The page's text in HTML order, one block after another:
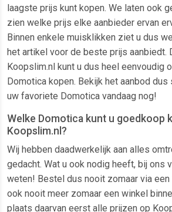
laagste prijs kunt kopen. We laten ook
zien welke prijs elke aanbieder ervan
Binnen enkele muisklikken ziet u dus
het artikel voor de beste prijs aanbiedt.
Koopslim.nl kunt u dus heel eenvoudig
Domotica kopen. Bekijk het aanbod dus
uw favoriete Domotica vandaag nog!
Welke Domotica kunt u goedkoop
Koopslim.nl?
Wij hebben daadwerkelijk aan alles
gedacht. Wat u ook nodig heeft, bij ons
weten! Bestel dus nooit zomaar via
ook nooit meer zomaar een winkel
plaats daarvan eerst alle prijzen op